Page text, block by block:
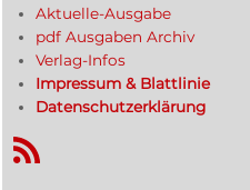
Aktuelle-Ausgabe
pdf Ausgaben Archiv
Verlag-Infos
Impressum & Blattlinie
Datenschutzerklärung
RSS-Feed